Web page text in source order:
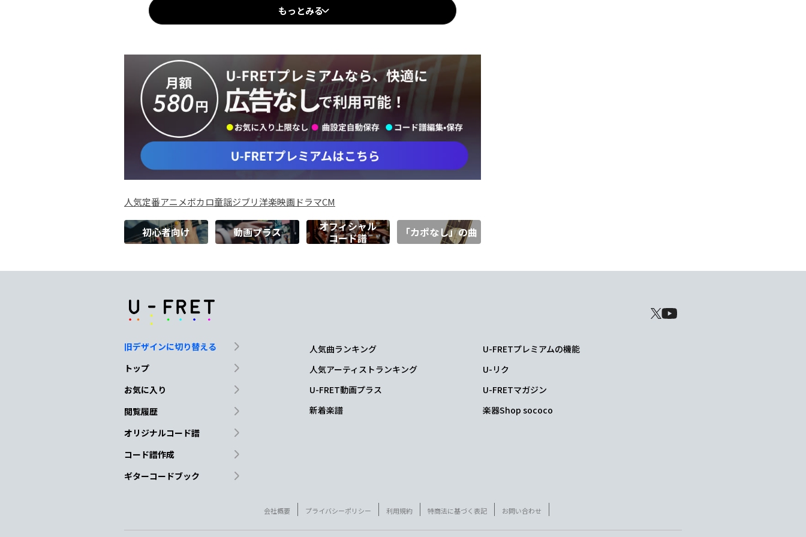
もっとみる
人気定番アニメボカロ童謡ジブリ洋楽映画ドラマCM
初心者向け 動画プラス
オフィシャル
コード譜
「カポなし」の曲
旧デザインに切り替える
トップ
お気に入り
閲覧履歴
オリジナルコード譜
コード譜作成
ギターコードブック
人気曲ランキング
人気アーティストランキング
U-FRET動画プラス
新着楽譜
U-FRETプレミアムの機能
U-リク
U-FRETマガジン
楽器Shop sococo
会社概要 プライバシーポリシー 利用規約 特商法に基づく表記 お問い合わせ